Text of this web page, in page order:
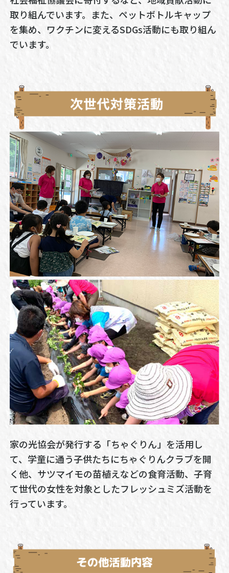
取り組んでいます。また、ペットボトルキャップ
を集め、ワクチンに変えるSDGs活動にも取り組ん
でいます。
家の光協会が発行する「ちゃぐりん」を活用し
て、学童に通う子供たちにちゃぐりんクラブを開
く他、サツマイモの苗植えなどの食育活動、子育
て世代の女性を対象としたフレッシュミズ活動を
行っています。